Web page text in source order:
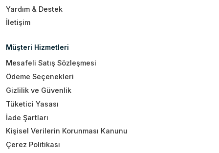
Yardım & Destek
İletişim
Müşteri Hizmetleri
Mesafeli Satış Sözleşmesi
Ödeme Seçenekleri
Gizlilik ve Güvenlik
Tüketici Yasası
İade Şartları
Kişisel Verilerin Korunması Kanunu
Çerez Politikası